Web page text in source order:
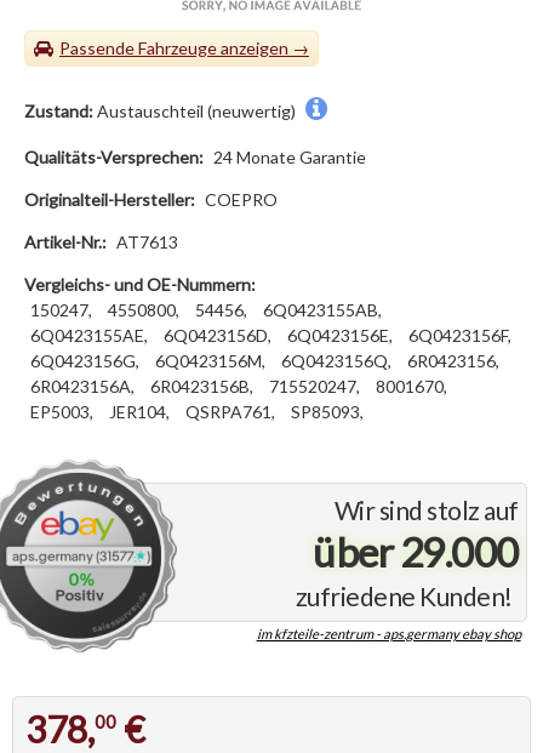
Passende Fahrzeuge
Wir sind stolz auf
über 29.000
zufriedene Kunden!
im kfzteile-zentrum - aps.germany ebay shop
Zustand:Austauschteil (neuwertig)
Qualitäts-Versprechen: 24 Monate Garantie
Originalteil-Hersteller: COEPRO
Artikel-Nr.: AT7613
Vergleichs- und OE-Nummern:
150247,
4550800, 54456,
6Q0423155AB,
6Q0423155AE,
6Q0423156D, 6Q0423156E,
6Q0423156F,
6Q0423156G,
6Q0423156M, 6Q0423156Q,
6R0423156,
6R0423156A,
6R0423156B, 715520247,
8001670,
EP5003,
JER104, QSRPA761, SP85093,
378,00 €